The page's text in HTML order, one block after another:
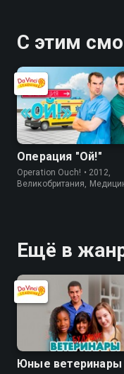
С этим
Операция "Ой!"
Operation Ouch! • 2012,
Великобритания,
Ещё в
Юные ветеринары